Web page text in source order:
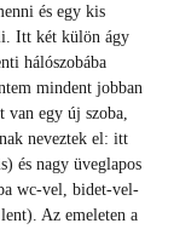
és egy kis
Itt két külön ágy
hálószobába
mindent jobban
egy új szoba,
neveztek el: itt
és nagy üveglapos
wc-vel, bidet-vel-
Az emeleten a